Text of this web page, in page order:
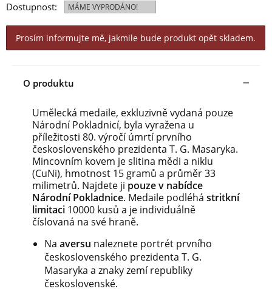
Dostupnost:
MÁME VYPRODÁNO!
Prosím informujte mě, jakmile bude produkt opět skladem.
O produktu
Umělecká medaile, exkluzivně vydaná pouze
Národní Pokladnicí, byla vyražena u
příležitosti 80. výročí úmrtí prvního
československého prezidenta T. G. Masaryka.
Mincovním kovem je slitina mědi a niklu
(CuNi), hmotnost 15 gramů a průměr 33
milimetrů. Najdete ji pouze v nabídce
Národní Pokladnice. Medaile podléhá stritkní
limitaci 10000 kusů a je individuálně
číslovaná na své hraně.
Na aversu naleznete portrét prvního
československého prezidenta T. G.
Masaryka a znaky zemí republiky
československé.